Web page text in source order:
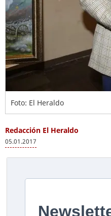
Foto: El Heraldo
Redacción El Heraldo
05.01.2017